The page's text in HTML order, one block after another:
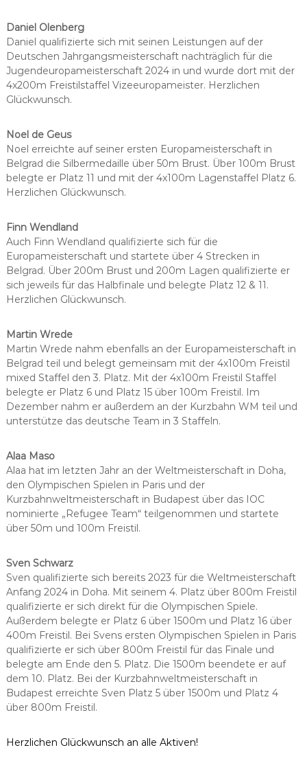
Daniel Olenberg
Daniel qualifizierte sich mit seinen Leistungen auf der
Deutschen Jahrgangsmeisterschaft nachträglich für die
Jugendeuropameisterschaft 2024 in und wurde dort mit der
4x200m Freistilstaffel Vizeeuropameister. Herzlichen
Glückwunsch.
Noel de Geus
Noel erreichte auf seiner ersten Europameisterschaft in
Belgrad die Silbermedaille über 50m Brust. Über 100m Brust
belegte er Platz 11 und mit der 4x100m Lagenstaffel Platz 6.
Herzlichen Glückwunsch.
Finn Wendland
Auch Finn Wendland qualifizierte sich für die
Europameisterschaft und startete über 4 Strecken in
Belgrad. Über 200m Brust und 200m Lagen qualifizierte er
sich jeweils für das Halbfinale und belegte Platz 12 & 11.
Herzlichen Glückwunsch.
Martin Wrede
Martin Wrede nahm ebenfalls an der Europameisterschaft in
Belgrad teil und belegt gemeinsam mit der 4x100m Freistil
mixed Staffel den 3. Platz. Mit der 4x100m Freistil Staffel
belegte er Platz 6 und Platz 15 über 100m Freistil. Im
Dezember nahm er außerdem an der Kurzbahn WM teil und
unterstütze das deutsche Team in 3 Staffeln.
Alaa Maso
Alaa hat im letzten Jahr an der Weltmeisterschaft in Doha,
den Olympischen Spielen in Paris und der
Kurzbahnweltmeisterschaft in Budapest über das IOC
nominierte „Refugee Team“ teilgenommen und startete
über 50m und 100m Freistil.
Sven Schwarz
Sven qualifizierte sich bereits 2023 für die Weltmeisterschaft
Anfang 2024 in Doha. Mit seinem 4. Platz über 800m Freistil
qualifizierte er sich direkt für die Olympischen Spiele.
Außerdem belegte er Platz 6 über 1500m und Platz 16 über
400m Freistil. Bei Svens ersten Olympischen Spielen in Paris
qualifizierte er sich über 800m Freistil für das Finale und
belegte am Ende den 5. Platz. Die 1500m beendete er auf
dem 10. Platz. Bei der Kurzbahnweltmeisterschaft in
Budapest erreichte Sven Platz 5 über 1500m und Platz 4
über 800m Freistil.
Herzlichen Glückwunsch an alle Aktiven!